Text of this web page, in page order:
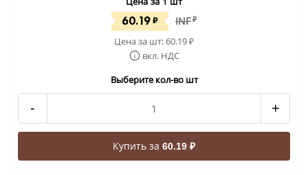
60.19₽ INF ₽
Цена за шт:60.19₽
вкл. НДС
Выберите кол-во шт
- +
Купить за 60.19 ₽